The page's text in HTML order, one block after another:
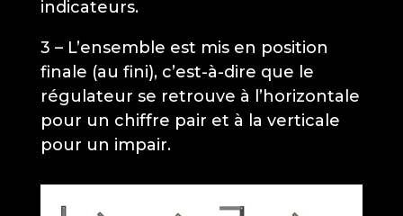
indicateurs.
3 – L’ensemble est mis en position
finale (au fini), c’est-à-dire que le
régulateur se retrouve à l’horizontale
pour un chiffre pair et à la verticale
pour un impair.